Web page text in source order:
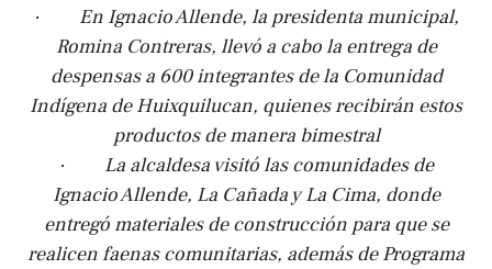
· En Ignacio Allende, la presidenta municipal,
Romina Contreras, llevó a cabo la entrega de
despensas a 600 integrantes de la Comunidad
Indígena de Huixquilucan, quienes recibirán estos
productos de manera bimestral
· La alcaldesa visitó las comunidades de
Ignacio Allende, La Cañada y La Cima, donde
entregó materiales de construcción para que se
realicen faenas comunitarias, además de Programa